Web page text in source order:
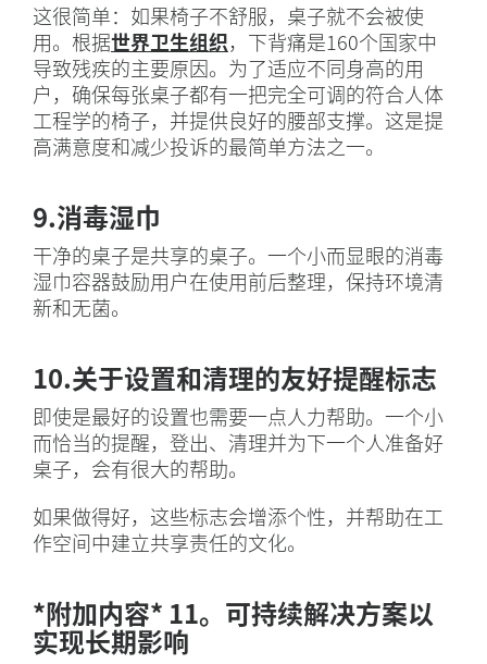
这很简单：如果椅子不舒服，桌子就不会被使
用。根据世界卫生组织，下背痛是160个国家中
导致残疾的主要原因。为了适应不同身高的用
户，确保每张桌子都有一把完全可调的符合人体
工程学的椅子，并提供良好的腰部支撑。这是提
高满意度和减少投诉的最简单方法之一。
9.消毒湿巾
干净的桌子是共享的桌子。一个小而显眼的消毒
湿巾容器鼓励用户在使用前后整理，保持环境清
新和无菌。
10.关于设置和清理的友好提醒标志
即使是最好的设置也需要一点人力帮助。一个小
而恰当的提醒，登出、清理并为下一个人准备好
桌子，会有很大的帮助。
如果做得好，这些标志会增添个性，并帮助在工
作空间中建立共享责任的文化。
*附加内容* 11。可持续解决方案以
实现长期影响